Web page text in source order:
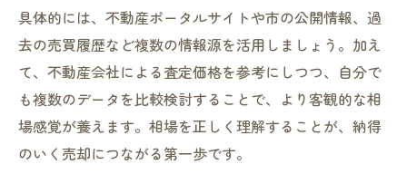
具体的には、不動産ポータルサイトや市の公開情報、過
去の売買履歴など複数の情報源を活用しましょう。加え
て、不動産会社による査定価格を参考にしつつ、自分で
も複数のデータを比較検討することで、より客観的な相
場感覚が養えます。相場を正しく理解することが、納得
のいく売却につながる第一歩です。